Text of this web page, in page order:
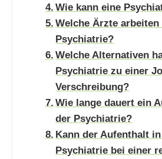
Wie kann eine
Welche Ärzte
Psychiatrie?
Welche Alternativen
Psychiatrie zu einer
Verschreibung?
Wie lange dauert ein
der Psychiatrie?
Kann der Aufenthalt
Psychiatrie bei einer